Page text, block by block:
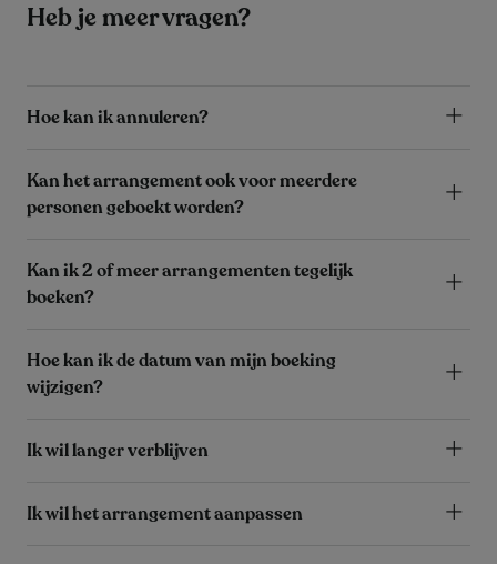
Heb je meer vragen?
Hoe kan ik annuleren?
Kan het arrangement ook voor meerdere
personen geboekt worden?
Kan ik 2 of meer arrangementen tegelijk
boeken?
Hoe kan ik de datum van mijn boeking
wijzigen?
Ik wil langer verblijven
Ik wil het arrangement aanpassen